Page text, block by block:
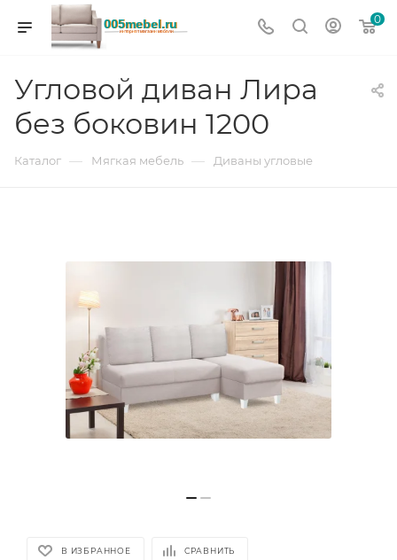
0
Угловой диван Лира
без боковин 1200
Каталог — Мягкая мебель — Диваны угловые
В ИЗБРАННОЕ СРАВНИТЬ